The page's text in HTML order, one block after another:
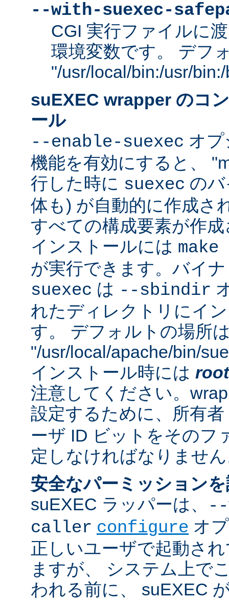
--with-suexec-
CGI 実行ファイルに
環境変数です。 デフ
"/usr/local/bin:/usr/
suEXEC wrapper のコ
ール
--enable-suexec オ
機能を有効にすると、
行した時に suexec の
体も) が自動的に作成さ
すべての構成要素が作
インストールには
が実行できます。バイ
suexec は --sbindir
れたディレクトリにイ
す。 デフォルトの場所
"/usr/local/apache/bin/
インストール時には root
注意してください。
設定するために、所有者
ーザ ID ビットをそのフ
定しなければなりませ
安全なパーミッション
suEXEC ラッパーは、
caller configure オ
正しいユーザで起動さ
ますが、 システム上で
われる前に、 suEXEC